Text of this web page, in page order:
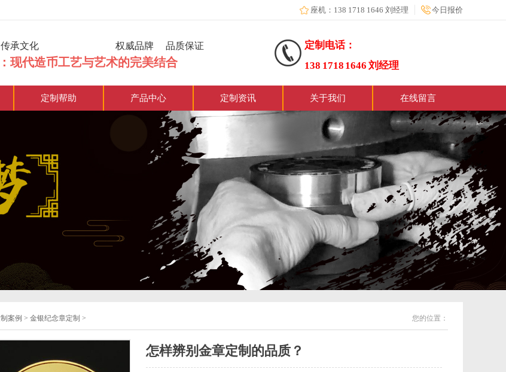
座机：138 1718 1646 刘经理 今日报价
传承文化 权威品牌 品质保证
现代造币工艺与艺术的完美结合
定制电话：
138 1718 1646 刘经理
定制帮助 产品中心 定制资讯 关于我们 在线留言
您的位置：
案例 > 金银纪念章定制 >
怎样辨别金章定制的品质？